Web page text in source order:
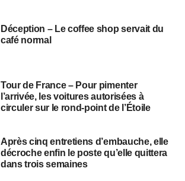
Déception – Le coffee shop servait du
café normal
Tour de France – Pour pimenter
l’arrivée, les voitures autorisées à
circuler sur le rond-point de l’Étoile
Après cinq entretiens d’embauche, elle
décroche enfin le poste qu’elle quittera
dans trois semaines